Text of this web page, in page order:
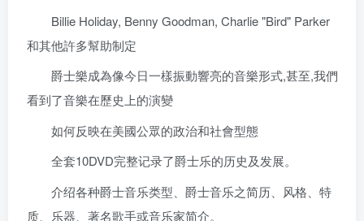
Billie Holiday, Benny Goodman, Charlie "Bird" Parker
和其他許多幫助制定
爵士樂成為像今日一樣振動響亮的音樂形式,甚至,我們
看到了音樂在歷史上的演變
如何反映在美國公眾的政治和社會型態
全套10DVD完整记录了爵士乐的历史及发展。
介绍各种爵士音乐类型、爵士音乐之简历、风格、特
质、乐器、著名歌手或音乐家简介。